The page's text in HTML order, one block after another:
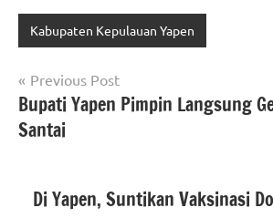
Kabupaten Kepulauan Yapen
Navigasi
pos
Previous Post
Bupati Yapen Pimpin Langsung
Santai
Di Yapen, Suntikan Vaksinasi